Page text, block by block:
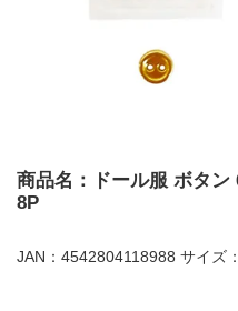
商品名：ドール服 ボタ
8P
JAN：4542804118988 サイズ